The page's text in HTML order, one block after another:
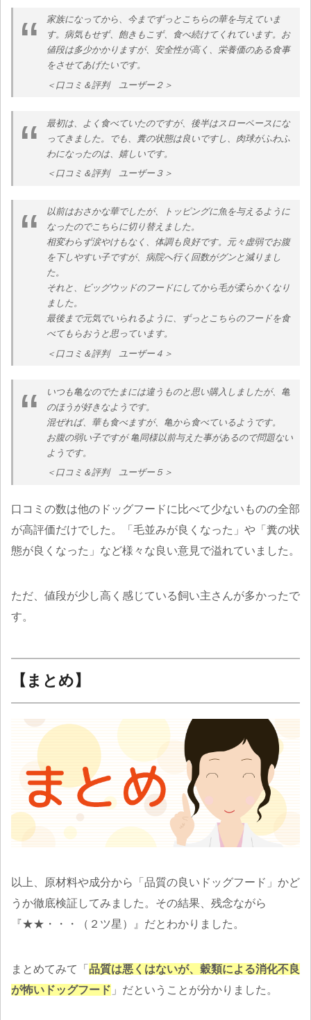
家族になってから、今までずっとこちらの華を与えていま
す。病気もせず、飽きもこず、食べ続けてくれています。お
値段は多少かかりますが、安全性が高く、栄養価のある食事
をさせてあげたいです。
＜口コミ＆評判 ユーザー２＞
最初は、よく食べていたのですが、後半はスローペースにな
ってきました。でも、糞の状態は良いですし、肉球がふわふ
わになったのは、嬉しいです。
＜口コミ＆評判 ユーザー３＞
以前はおさかな華でしたが、トッピングに魚を与えるように
なったのでこちらに切り替えました。
相変わらず涙やけもなく、体調も良好です。元々虚弱でお腹
を下しやすい子ですが、病院へ行く回数がグンと減りまし
た。
それと、ビッグウッドのフードにしてから毛が柔らかくなり
ました。
最後まで元気でいられるように、ずっとこちらのフードを食
べてもらおうと思っています。
＜口コミ＆評判 ユーザー４＞
いつも亀なのでたまには違うものと思い購入しましたが、亀
のほうが好きなようです。
混ぜれば、華も食べますが、亀から食べているようです。
お腹の弱い子ですが 亀同様以前与えた事があるので問題ない
ようです。
＜口コミ＆評判 ユーザー５＞
口コミの数は他のドッグフードに比べて少ないものの全部
が高評価だけでした。「毛並みが良くなった」や「糞の状
態が良くなった」など様々な良い意見で溢れていました。
ただ、値段が少し高く感じている飼い主さんが多かったで
す。
【まとめ】
以上、原材料や成分から「品質の良いドッグフード」かど
うか徹底検証してみました。その結果、残念ながら
『★★・・・（２ツ星）』だとわかりました。
まとめてみて「 品質は悪くはないが、穀類による消化不良
が怖いドッグフード 」だということが分かりました。